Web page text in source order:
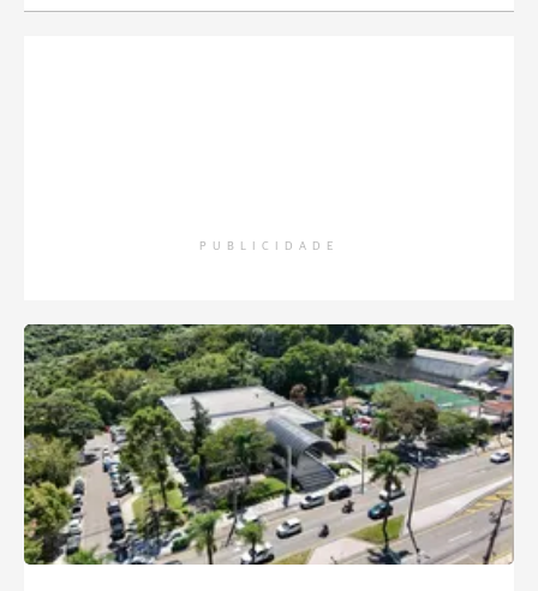
PUBLICIDADE